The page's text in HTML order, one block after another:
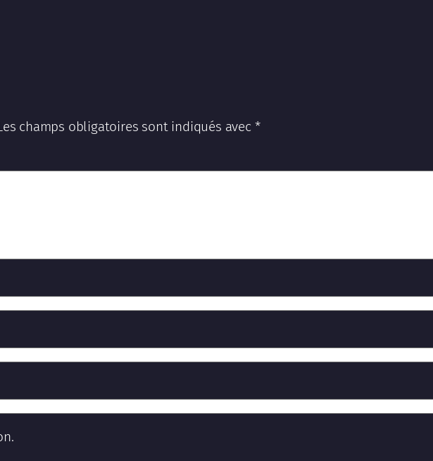
champs obligatoires sont indiqués avec *